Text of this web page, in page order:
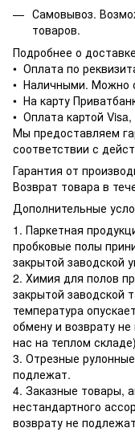
Самовывоз.
товаров.
Подробнее о доставке
• Оплата по
• Наличными. Можно
• На карту
• Оплата картой
Мы предоставляем
соответствии с
Гарантия от
Возврат товара в
Дополнительные
1. Паркетная
пробковые полы
закрытой заводской
2. Химия для полов
закрытой заводской
температура
обмену и возврату
нас на теплом
3. Отрезные
подлежат.
4. Заказные товары,
нестандартного
возврату не